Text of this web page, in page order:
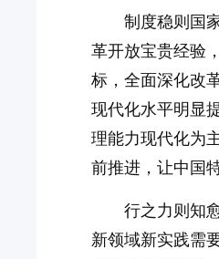
制度稳则国
革开放宝贵经验
标，全面深化改
现代化水平明显
理能力现代化为
前推进，让中国
行之力则知
新领域新实践需